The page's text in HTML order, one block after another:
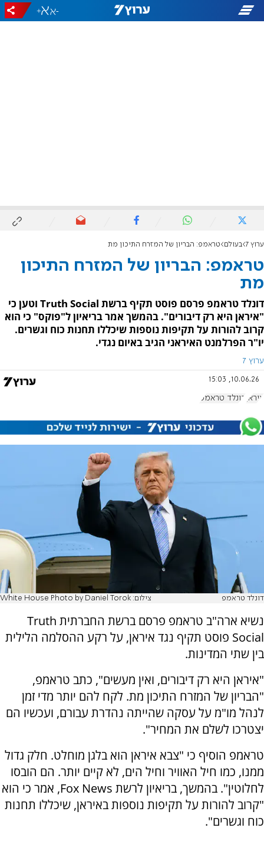
-
+
ערוץ 7 בעולם טראמפ: הבריון של המזרח התיכון מת
טראמפ: הבריון של המזרח התיכון
מת
דונלד טראמפ פרסם פוסט תקיף ברשת Truth Social וטען כי
"איראן היא רק דיבורים". בהמשך אמר בריאיון ל"פוקס" כי הוא
קרוב להורות על תקיפות נוספות שיכללו תחנות כוח וגשרים.
יו"ר הפרלמנט האיראני הגיב באיום נגדי.
ערוץ 7
10.06.26, 15:03
איראן דונלד טראמפ
דונלד טראמפ צילום: White House Photo by Daniel Torok
נשיא ארה"ב טראמפ פרסם ברשת החברתית Truth
Social פוסט תקיף נגד איראן, על רקע ההסלמה הלילית
בין שתי המדינות.
"איראן היא רק דיבורים, ואין מעשים", כתב טראמפ,
"הבריון של המזרח התיכון מת. לקח להם יותר מדי זמן
לנהל מו"מ על עסקה שהייתה נהדרת עבורם, ועכשיו הם
יצטרכו לשלם את המחיר".
טראמפ הוסיף כי "צבא איראן הוא בלגן מוחלט. חלק גדול
ממנו, כמו חיל האוויר וחיל הים, לא קיים יותר. הם הובסו
לחלוטין". בהמשך, בריאיון לרשת Fox News, אמר כי הוא
"קרוב להורות על תקיפות נוספות באיראן, שיכללו תחנות
כוח וגשרים".